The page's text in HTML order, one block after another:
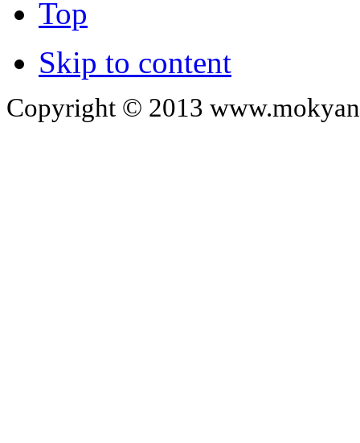
Top
Skip to content
Copyright © 2013